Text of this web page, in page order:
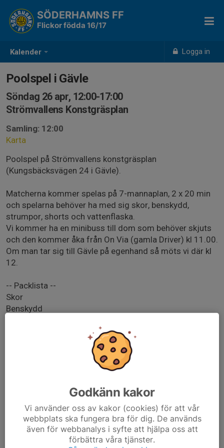
Kalender Logga in
SÖDERHAMNS FF
Flickor födda 16/17
Poolspel i Gävle
Söndag 26 apr, 12:00-17:00
Strömvallens Konstgräsplan
Samling: 12:00
Karta
Poolspel på Strömvallens konstgräsplan
(Kungsbäcksvägen 24 i Gävle).
Matcherna kommer spelas på 7-mannaplan, 2 x 20 min
och spelarna behöver ha med sig skor, benskydd,
strumpor, shorts och vattenflaska.
Vi kommer ha en minibuss till dom som behöver skjuts
och den kommer åka från On Via (gamla Driver) kl 11.00.
Om man tar sig till Gävle på egenhand så möts vi där kl
12.
-- Packlista --
Skor
Benskydd
Svarta eller mörkblå shorts
11.00 vid On Via (gamla Driver).
-- Spelschema --
13.00 - Tierps IF
Godkänn kakor
Vi använder oss av kakor (cookies) för att vår
webbplats ska fungera bra för dig. De används
även för webbanalys i syfte att hjälpa oss att
förbättra våra tjänster.